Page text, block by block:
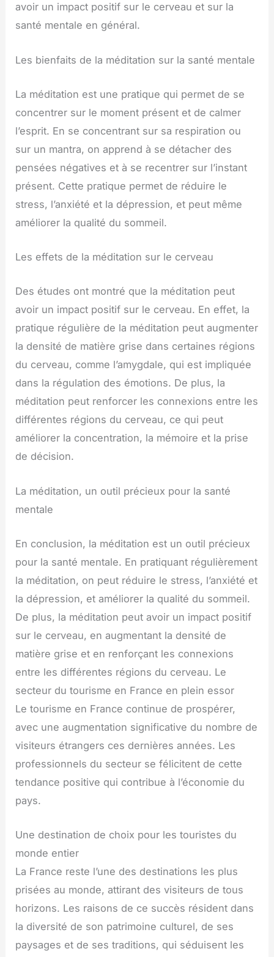
avoir un impact positif sur le cerveau et sur la
santé mentale en général.
Les bienfaits de la méditation sur la santé mentale
La méditation est une pratique qui permet de se
concentrer sur le moment présent et de calmer
l’esprit. En se concentrant sur sa respiration ou
sur un mantra, on apprend à se détacher des
pensées négatives et à se recentrer sur l’instant
présent. Cette pratique permet de réduire le
stress, l’anxiété et la dépression, et peut même
améliorer la qualité du sommeil.
Les effets de la méditation sur le cerveau
Des études ont montré que la méditation peut
avoir un impact positif sur le cerveau. En effet, la
pratique régulière de la méditation peut augmenter
la densité de matière grise dans certaines régions
du cerveau, comme l’amygdale, qui est impliquée
dans la régulation des émotions. De plus, la
méditation peut renforcer les connexions entre les
différentes régions du cerveau, ce qui peut
améliorer la concentration, la mémoire et la prise
de décision.
La méditation, un outil précieux pour la santé
mentale
En conclusion, la méditation est un outil précieux
pour la santé mentale. En pratiquant régulièrement
la méditation, on peut réduire le stress, l’anxiété et
la dépression, et améliorer la qualité du sommeil.
De plus, la méditation peut avoir un impact positif
sur le cerveau, en augmentant la densité de
matière grise et en renforçant les connexions
entre les différentes régions du cerveau. Le
secteur du tourisme en France en plein essor
Le tourisme en France continue de prospérer,
avec une augmentation significative du nombre de
visiteurs étrangers ces dernières années. Les
professionnels du secteur se félicitent de cette
tendance positive qui contribue à l’économie du
pays.
Une destination de choix pour les touristes du
monde entier
La France reste l’une des destinations les plus
prisées au monde, attirant des visiteurs de tous
horizons. Les raisons de ce succès résident dans
la diversité de son patrimoine culturel, de ses
paysages et de ses traditions, qui séduisent les